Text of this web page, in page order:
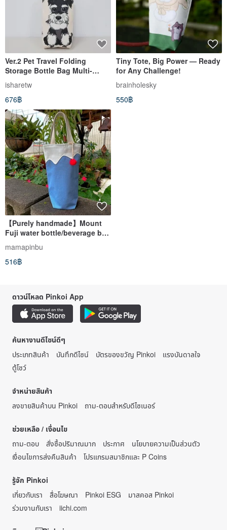
Ver.2 Pet Travel Folding
Storage Bottle Bag Multi-
pattern Beverage Bag
Umbrella Bag
isharetw
676฿
Tiny Tote, Big Power — Ready
for Any Challenge!
brainholesky
550฿
【Purely handmade】Mount
Fuji water bottle/beverage bag
umbrella bag handbag
mamapinbu
516฿
ดาวน์โหลด Pinkoi App
ค้นหางานดีไซน์ดีๆ
ประเภทสินค้า
บันทึกดีไซน์ บัตรของขวัญ Pinkoi
แรงบันดาลใจ
ตู้โชว์
จำหน่ายสินค้า
ลงขายสินค้าบน Pinkoi
ถาม-ตอบสำหรับดีไซเนอร์
ช่วยเหลือ / เงื่อนไข
ถาม-ตอบ
สั่งซื้อปริมาณมาก ประกาศ
นโยบายความเป็นส่วนตัว
เงื่อนไขการส่งคืนสินค้า
โปรแกรมสมาชิกและ P Coins
รู้จัก Pinkoi
เกี่ยวกับเรา
สื่อโฆษณา Pinkoi ESG
มาสคอส Pinkoi
ร่วมงานกับเรา
iichi.com